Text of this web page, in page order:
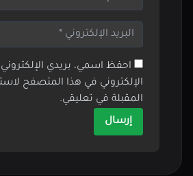
احفظ اسمي، بريدي
الإلكتروني في هذا المتصفح
المقبلة في تعليقي.